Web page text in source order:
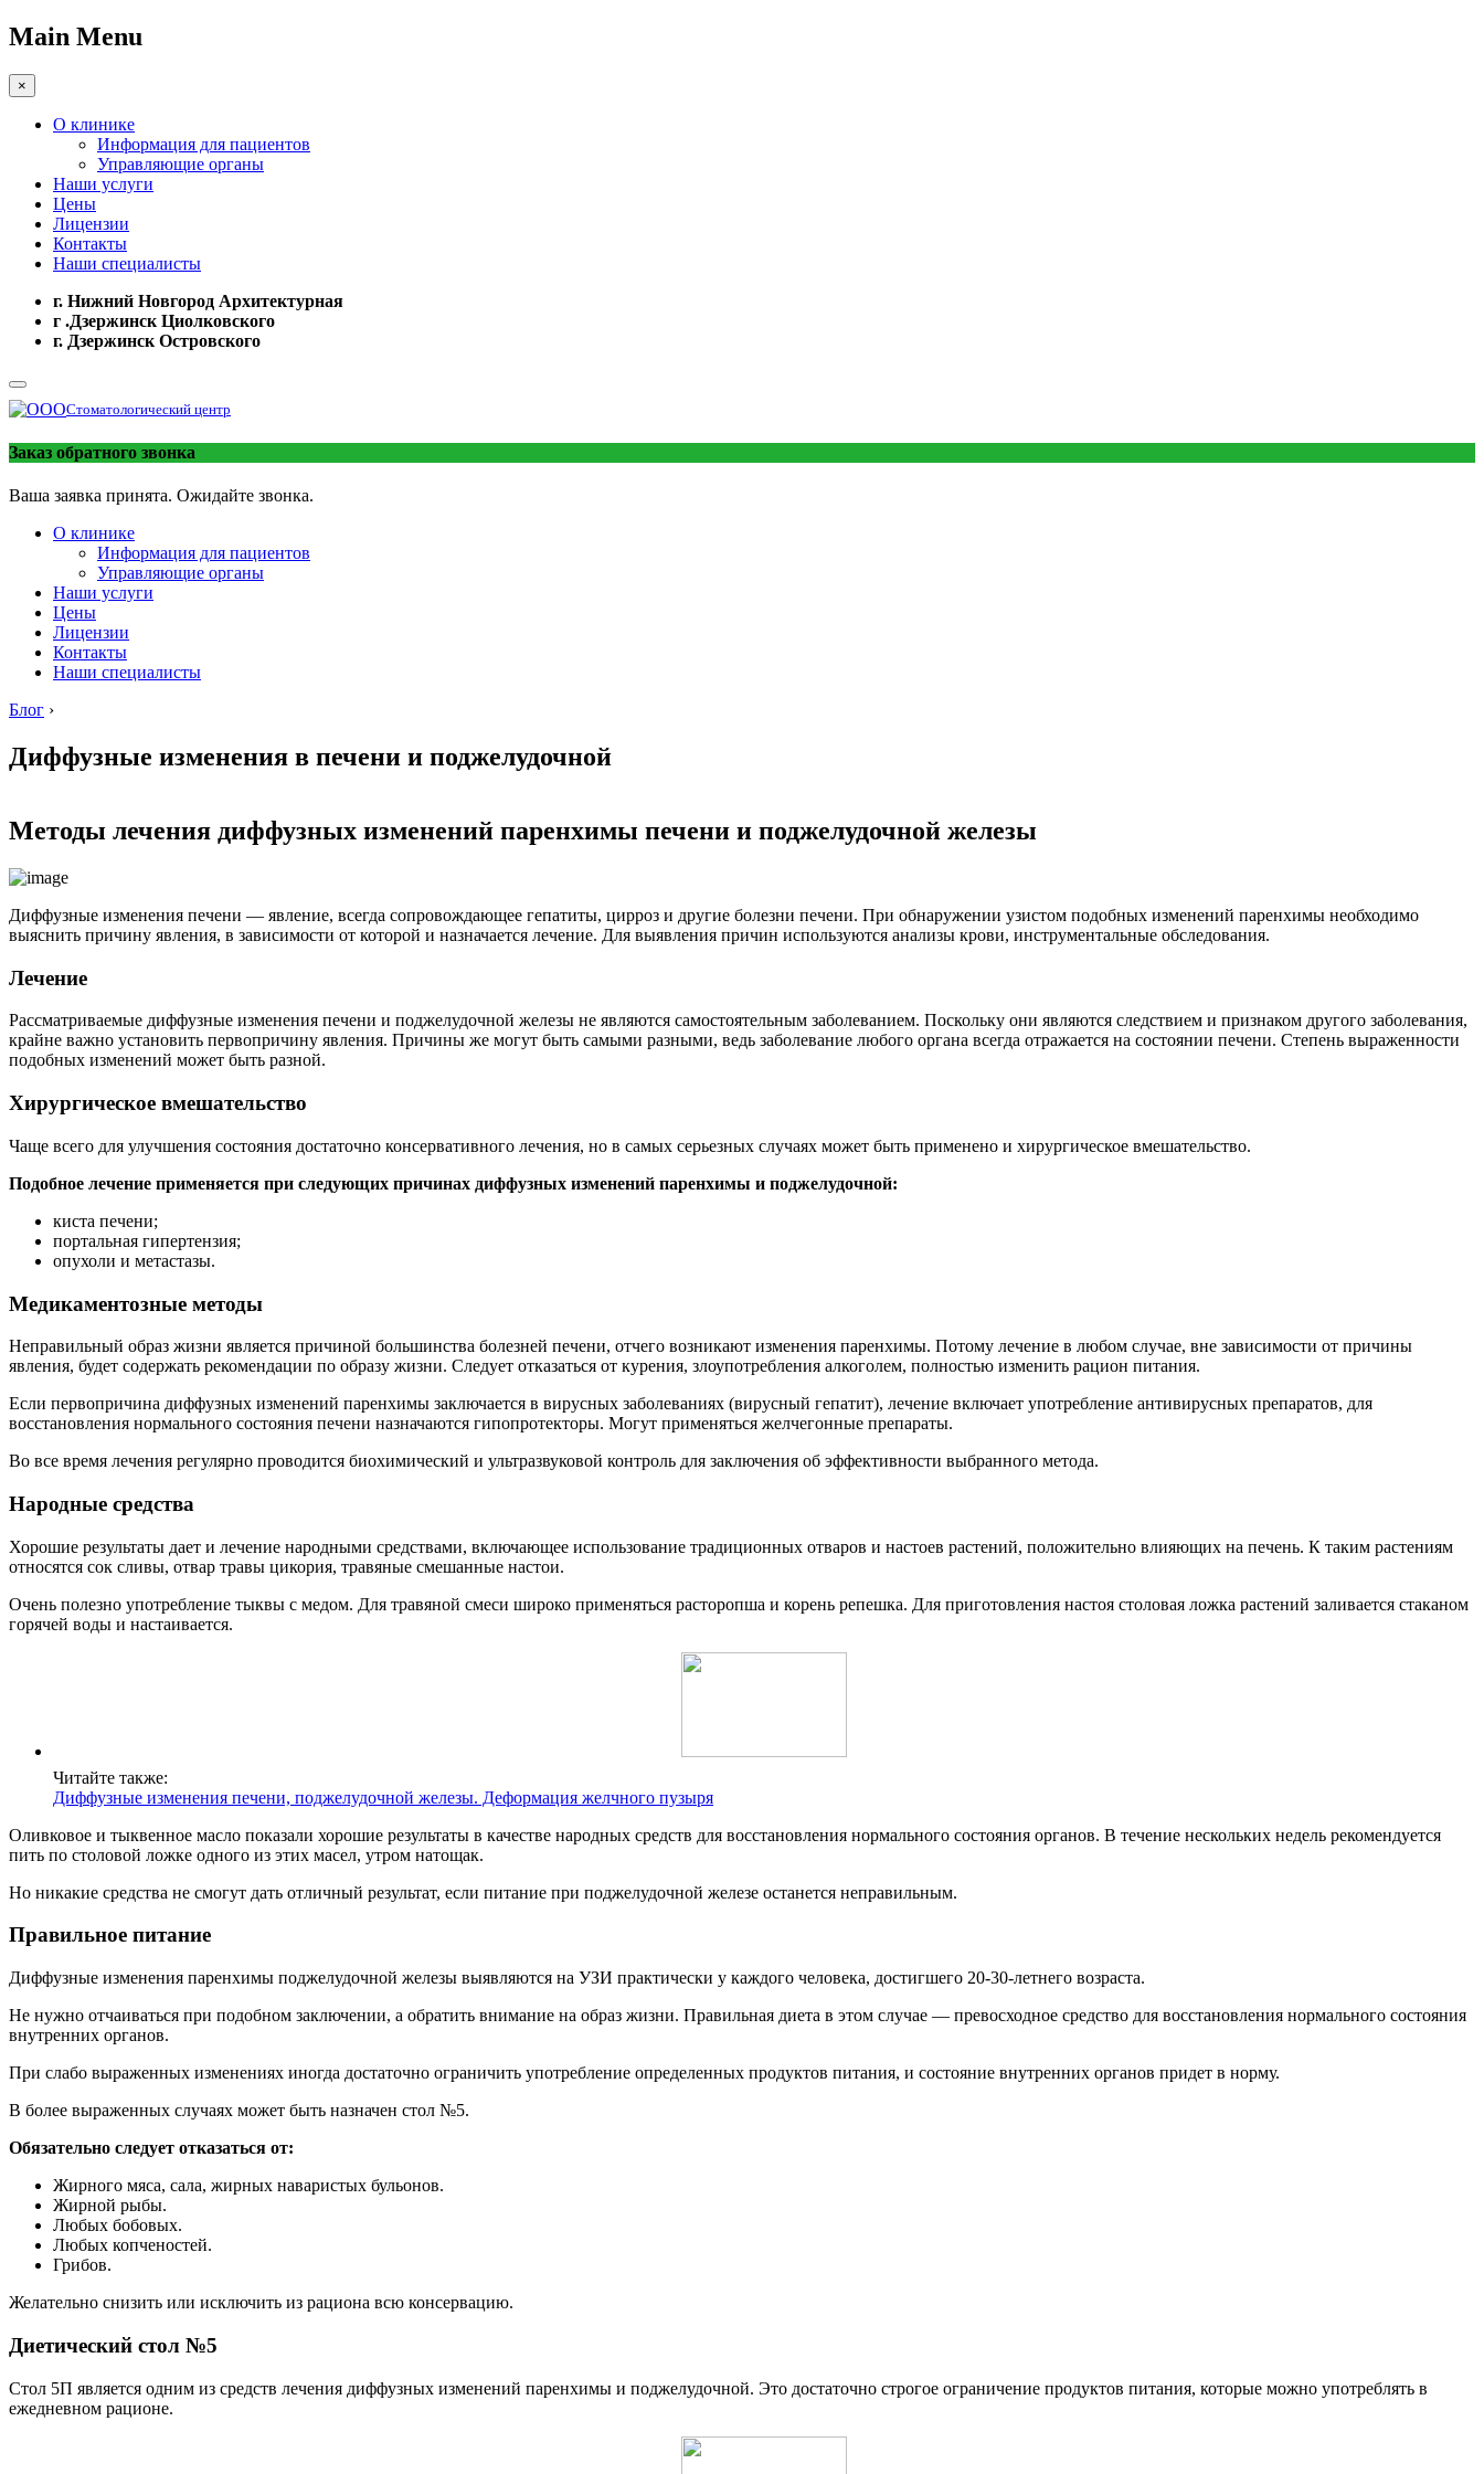
Main Menu
×
О клинике
Информация для пациентов
Управляющие органы
Наши услуги
Цены
Лицензии
Контакты
Наши специалисты
г. Нижний Новгород Архитектурная
г .Дзержинск Циолковского
г. Дзержинск Островского
Стоматологический центр
Заказ обратного звонка
Ваша заявка принята. Ожидайте звонка.
О клинике
Информация для пациентов
Управляющие органы
Наши услуги
Цены
Лицензии
Контакты
Наши специалисты
Блог ›
Диффузные изменения в печени и поджелудочной
Методы лечения диффузных изменений паренхимы печени и поджелудочной железы
Диффузные изменения печени — явление, всегда сопровождающее гепатиты, цирроз и другие болезни печени. При обнаружении узистом подобных изменений паренхимы необходимо
выяснить причину явления, в зависимости от которой и назначается лечение. Для выявления причин используются анализы крови, инструментальные обследования.
Лечение
Рассматриваемые диффузные изменения печени и поджелудочной железы не являются самостоятельным заболеванием. Поскольку они являются следствием и признаком другого заболевания,
крайне важно установить первопричину явления. Причины же могут быть самыми разными, ведь заболевание любого органа всегда отражается на состоянии печени. Степень выраженности
подобных изменений может быть разной.
Хирургическое вмешательство
Чаще всего для улучшения состояния достаточно консервативного лечения, но в самых серьезных случаях может быть применено и хирургическое вмешательство.
Подобное лечение применяется при следующих причинах диффузных изменений паренхимы и поджелудочной:
киста печени;
портальная гипертензия;
опухоли и метастазы.
Медикаментозные методы
Неправильный образ жизни является причиной большинства болезней печени, отчего возникают изменения паренхимы. Потому лечение в любом случае, вне зависимости от причины
явления, будет содержать рекомендации по образу жизни. Следует отказаться от курения, злоупотребления алкоголем, полностью изменить рацион питания.
Если первопричина диффузных изменений паренхимы заключается в вирусных заболеваниях (вирусный гепатит), лечение включает употребление антивирусных препаратов, для
восстановления нормального состояния печени назначаются гипопротекторы. Могут применяться желчегонные препараты.
Во все время лечения регулярно проводится биохимический и ультразвуковой контроль для заключения об эффективности выбранного метода.
Народные средства
Хорошие результаты дает и лечение народными средствами, включающее использование традиционных отваров и настоев растений, положительно влияющих на печень. К таким растениям
относятся сок сливы, отвар травы цикория, травяные смешанные настои.
Очень полезно употребление тыквы с медом. Для травяной смеси широко применяться расторопша и корень репешка. Для приготовления настоя столовая ложка растений заливается стаканом
горячей воды и настаивается.
Читайте также:
Диффузные изменения печени, поджелудочной железы. Деформация желчного пузыря
Оливковое и тыквенное масло показали хорошие результаты в качестве народных средств для восстановления нормального состояния органов. В течение нескольких недель рекомендуется
пить по столовой ложке одного из этих масел, утром натощак.
Но никакие средства не смогут дать отличный результат, если питание при поджелудочной железе останется неправильным.
Правильное питание
Диффузные изменения паренхимы поджелудочной железы выявляются на УЗИ практически у каждого человека, достигшего 20-30-летнего возраста.
Не нужно отчаиваться при подобном заключении, а обратить внимание на образ жизни. Правильная диета в этом случае — превосходное средство для восстановления нормального состояния
внутренних органов.
При слабо выраженных изменениях иногда достаточно ограничить употребление определенных продуктов питания, и состояние внутренних органов придет в норму.
В более выраженных случаях может быть назначен стол №5.
Обязательно следует отказаться от:
Жирного мяса, сала, жирных наваристых бульонов.
Жирной рыбы.
Любых бобовых.
Любых копченостей.
Грибов.
Желательно снизить или исключить из рациона всю консервацию.
Диетический стол №5
Стол 5П является одним из средств лечения диффузных изменений паренхимы и поджелудочной. Это достаточно строгое ограничение продуктов питания, которые можно употреблять в
ежедневном рационе.